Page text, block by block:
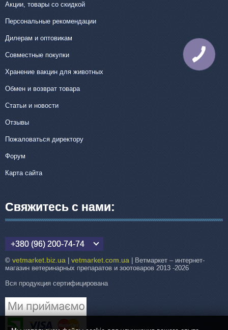
Акции, товары со скидкой
Персональные рекомендации
Дилерам и оптовикам
Совместные покупки
Хранение вакцин для животных
Обмен и возврат товара
Статьи и новости
Отзывы
Пожаловаться директору
Форум
Карта сайта
Свяжитесь с нами:
+380 (96) 200-74-74
© vetmarket.biz.ua | vetmarket.com.ua | Ветмаркет – интернет-
магазин ветеринарных препаратов и зоотоваров 2013 -2026
Вся продукция сертифицирована
КНОПКА
СВЯЗИ